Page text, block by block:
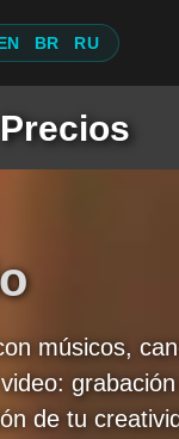
BR RU
Precios
músicos,
de tu